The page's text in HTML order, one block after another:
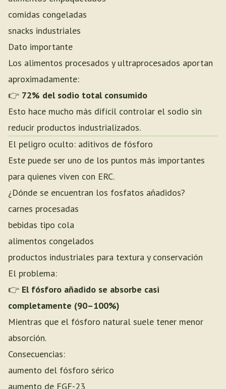
comidas congeladas
snacks industriales
Dato importante
Los alimentos procesados y ultraprocesados aportan
aproximadamente:
👉 72% del sodio total consumido
Esto hace mucho más difícil controlar el sodio sin
reducir productos industrializados.
El peligro oculto: aditivos de fósforo
Este puede ser uno de los puntos más importantes
para quienes viven con ERC.
¿Dónde se encuentran los fosfatos añadidos?
carnes procesadas
bebidas tipo cola
alimentos congelados
productos industriales para textura y conservación
El problema:
👉 El fósforo añadido se absorbe casi
completamente (90–100%)
Mientras que el fósforo natural suele tener menor
absorción.
Consecuencias:
aumento del fósforo sérico
aumento de FGF-23